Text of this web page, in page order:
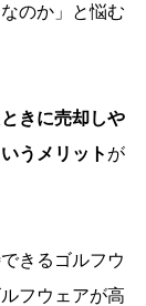
のか」と悩む
きに売却しや
うメリット が
きるゴルフウ
フウェアが高